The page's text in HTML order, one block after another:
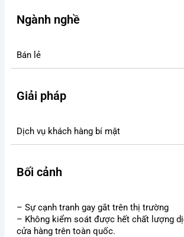
Ngành nghề
Bán lẻ
Giải pháp
Dịch vụ khách hàng bí mật
Bối cảnh
– Sự cạnh tranh gay gắt trên thị trường
– Không kiểm soát được hết chất lượng
cửa hàng trên toàn quốc.